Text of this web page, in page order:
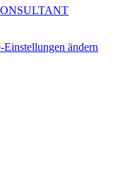
Einstellungen ändern